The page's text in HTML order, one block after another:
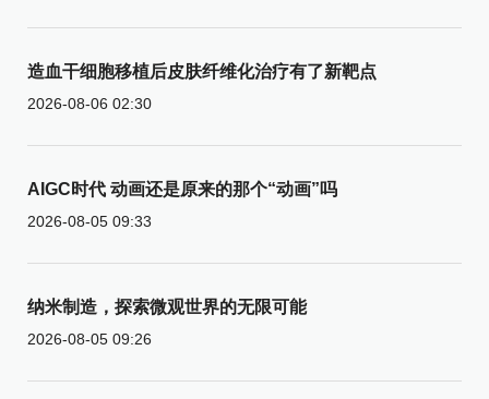
造血干细胞移植后皮肤纤维化治疗有了新靶点
2026-08-06 02:30
AIGC时代 动画还是原来的那个“动画”吗
2026-08-05 09:33
纳米制造，探索微观世界的无限可能
2026-08-05 09:26